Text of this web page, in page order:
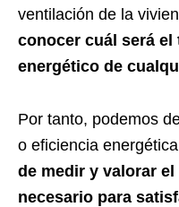
ventilación de la
conocer cuál será
energético de
Por tanto, podemos
o eficiencia
de medir y valorar
necesario para